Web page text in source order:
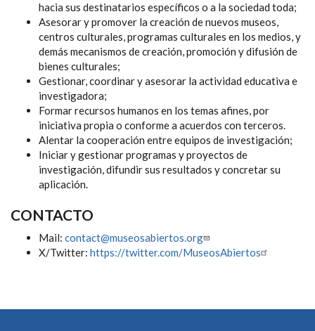
hacia sus destinatarios específicos o a la sociedad toda;
Asesorar y promover la creación de nuevos museos,
centros culturales, programas culturales en los medios, y
demás mecanismos de creación, promoción y difusión de
bienes culturales;
Gestionar, coordinar y asesorar la actividad educativa e
investigadora;
Formar recursos humanos en los temas afines, por
iniciativa propia o conforme a acuerdos con terceros.
Alentar la cooperación entre equipos de investigación;
Iniciar y gestionar programas y proyectos de
investigación, difundir sus resultados y concretar su
aplicación.
CONTACTO
Mail: contact@museosabiertos.org
X/Twitter: https://twitter.com/MuseosAbiertos